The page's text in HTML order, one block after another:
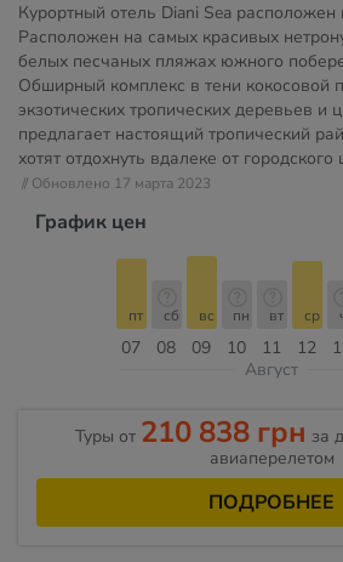
Курортный отель Diani Sea
Расположен на самых красивых
белых песчаных пляжах южного
Обширный комплекс в тени кокосовой
экзотических тропических деревьев и
предлагает настоящий тропический
хотят отдохнуть вдалеке от городского
// Обновлено 17 марта 2023
График цен
07
пт
08
сб
09
вс
10
пн
11
вт
12
ср
Август
Туры от 210 838 грн за
авиаперелетом
ПОДРОБНЕЕ